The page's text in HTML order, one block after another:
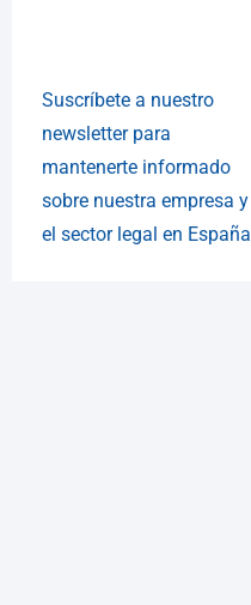
Suscríbete a nuestro
newsletter para
mantenerte informado
sobre nuestra empresa y
el sector legal en España